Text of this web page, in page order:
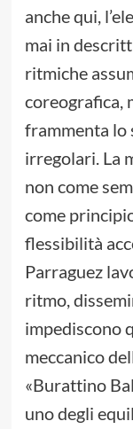
anche qui,
mai in
ritmiche
coreografica,
frammenta lo
irregolari. La
non come
come
flessibilità
Parraguez
ritmo,
impediscono
meccanico
«Burattino
uno degli